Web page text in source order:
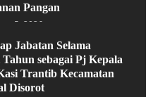
Pangan
5, 2026
Jabatan Selama
sebagai Pj Kepala
Trantib Kecamatan
Disorot